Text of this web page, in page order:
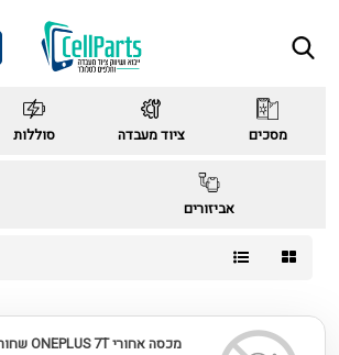
מסכים ציוד מעבדה סוללות
אביזורים
מכסה אחורי ONEPLUS 7T שחור